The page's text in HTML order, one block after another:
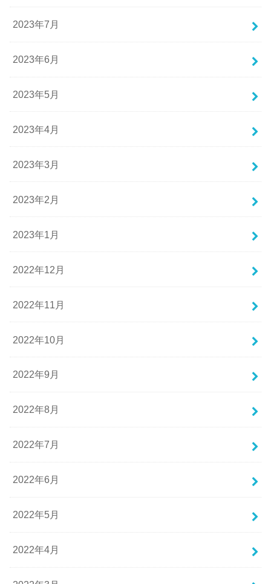
2023年7月
2023年6月
2023年5月
2023年4月
2023年3月
2023年2月
2023年1月
2022年12月
2022年11月
2022年10月
2022年9月
2022年8月
2022年7月
2022年6月
2022年5月
2022年4月